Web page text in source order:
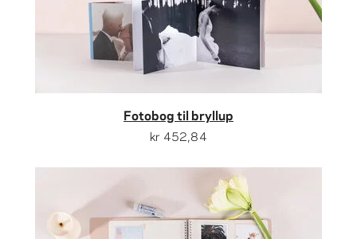
Fotobog til bryllup
kr 452,84